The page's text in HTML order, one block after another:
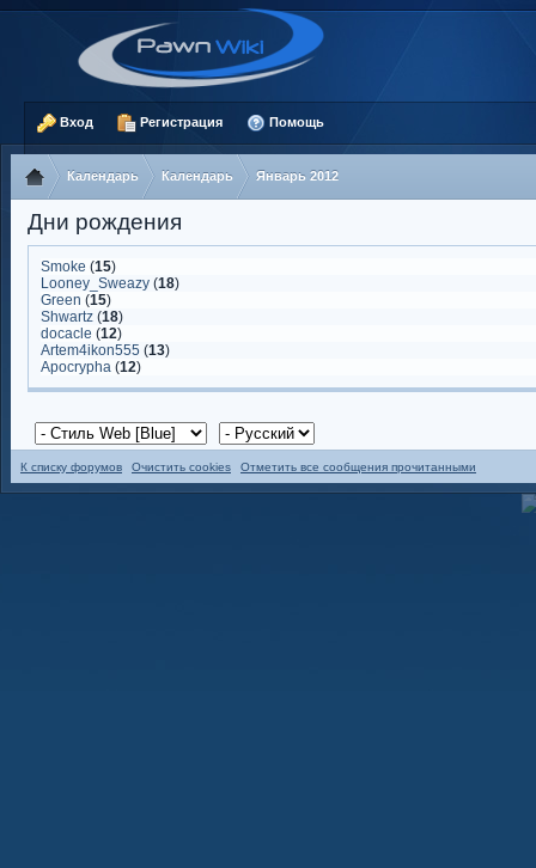
Вход Регистрация Помощь
Календарь Календарь Январь 2012
Дни рождения
Smoke (15)
Looney_Sweazy (18)
Green (15)
Shwartz (18)
docacle (12)
Artem4ikon555 (13)
Apocrypha (12)
К списку форумов Очистить cookies Отметить все сообщения прочитанными